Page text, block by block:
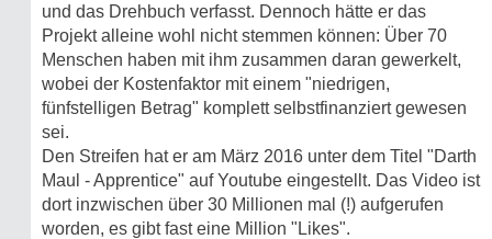
und das Drehbuch verfasst. Dennoch hätte er das
Projekt alleine wohl nicht stemmen können: Über 70
Menschen haben mit ihm zusammen daran gewerkelt,
wobei der Kostenfaktor mit einem "niedrigen,
fünfstelligen Betrag" komplett selbstfinanziert gewesen
sei.
Den Streifen hat er am März 2016 unter dem Titel "Darth
Maul - Apprentice" auf Youtube eingestellt. Das Video ist
dort inzwischen über 30 Millionen mal (!) aufgerufen
worden, es gibt fast eine Million "Likes".